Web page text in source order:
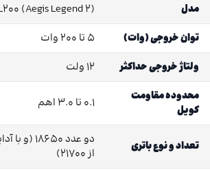
مدل
(Aegis Legend 2)
توان خروجی (وات)
۵ تا ۲۰۰ وات
ولتاژ خروجی حداکثر
۱۲ ولت
محدوده مقاومت
کویل
۰.۱ تا ۳.۰ اهم
تعداد و نوع باتری
دو عدد
از ۲۱۷۰۰)